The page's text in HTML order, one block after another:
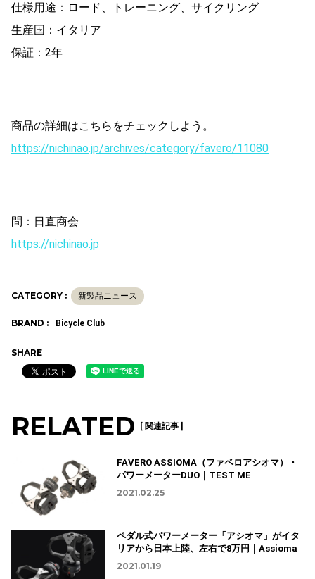
仕様用途：ロード、トレーニング、サイクリング
生産国：イタリア
保証：2年
商品の詳細はこちらをチェックしよう。
https://nichinao.jp/archives/category/favero/11080
問：日直商会
https://nichinao.jp
CATEGORY : 新製品ニュース
BRAND : Bicycle Club
SHARE
RELATED [ 関連記事 ]
FAVERO ASSIOMA（ファベロアシオマ）・
パワーメーターDUO｜TEST ME
2021.02.25
ペダル式パワーメーター「アシオマ」がイタ
リアから日本上陸、左右で8万円｜Assioma
2021.01.19